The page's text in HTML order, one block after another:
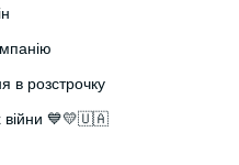
в розстрочку
війни 💙💛🇺🇦